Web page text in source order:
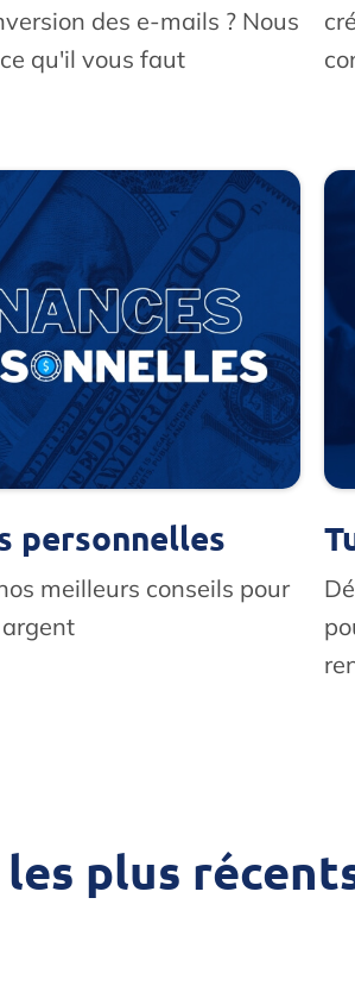
des e-mails ? Nous
qu'il vous faut
personnelles
meilleurs conseils pour
plus